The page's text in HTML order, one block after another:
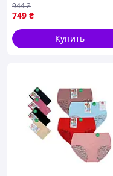
Модель Т8 L
749 ₴
944₴
Купить